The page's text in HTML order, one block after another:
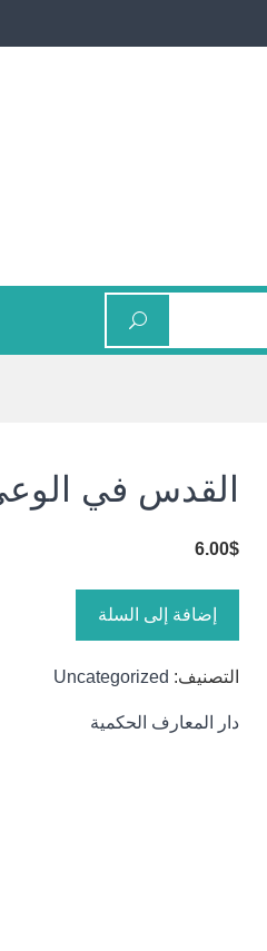
القدس في
6.00$
إضافة إلى السلة
التصنيف: Uncategorized
دار المعارف الحكمية